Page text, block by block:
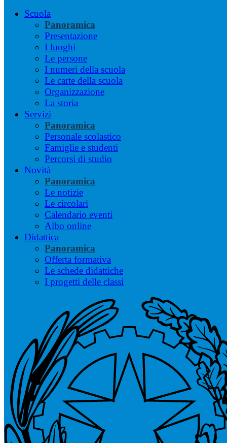
Scuola
Panoramica
Presentazione
I luoghi
Le persone
I numeri della scuola
Le carte della scuola
Organizzazione
La storia
Servizi
Panoramica
Personale scolastico
Famiglie e studenti
Percorsi di studio
Novità
Panoramica
Le notizie
Le circolari
Calendario eventi
Albo online
Didattica
Panoramica
Offerta formativa
Le schede didattiche
I progetti delle classi